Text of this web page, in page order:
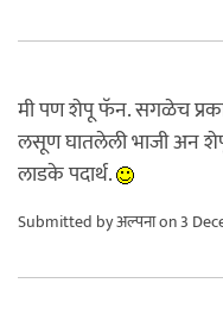
मी पण शेपू फॅन. सगळेच
लसूण घातलेली भाजी अन
लाडके पदार्थ.
Submitted byअल्पनाon 3